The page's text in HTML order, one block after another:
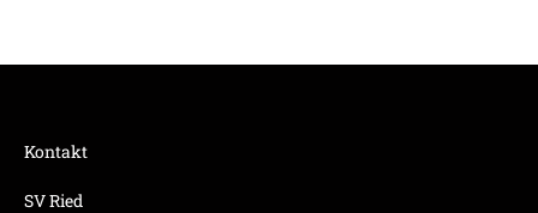
Kontakt
SV Ried